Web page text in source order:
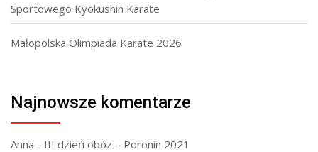
Sportowego Kyokushin Karate
Małopolska Olimpiada Karate 2026
Najnowsze komentarze
Anna - III dzień obóz – Poronin 2021